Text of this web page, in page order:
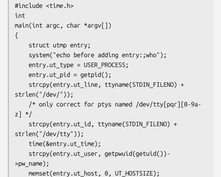
#include <time.h>
int
main(int argc, char *argv[])
{
strlen("/dev/"));
z] */
strlen("/dev/tty"));
>pw_name);